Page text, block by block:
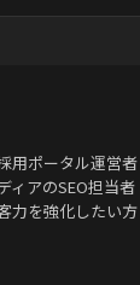
用ポータル運営者
ィアのSEO担当者
力を強化したい方